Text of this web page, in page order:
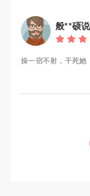
般**硕说
操一宿不射，干死她